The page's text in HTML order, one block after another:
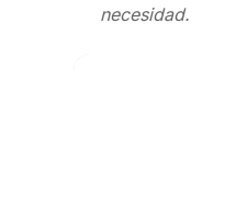
necesidad.